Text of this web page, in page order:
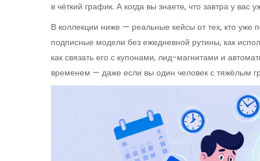
в чёткий график. А когда вы знаете, что завтра у
В коллекции ниже — реальные кейсы от тех, кто уже
подписные модели без ежедневной рутины, как
как связать его с купонами, лид-магнитами и
временем — даже если вы один человек с тяжёлым